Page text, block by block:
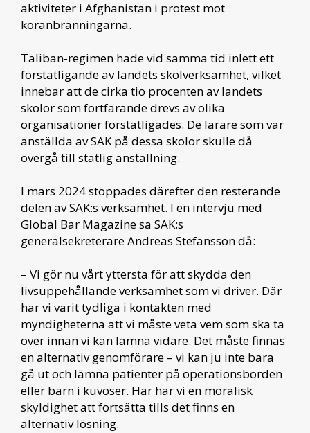
aktiviteter i Afghanistan i protest mot
koranbränningarna.
Taliban-regimen hade vid samma tid inlett ett
förstatligande av landets skolverksamhet, vilket
innebar att de cirka tio procenten av landets
skolor som fortfarande drevs av olika
organisationer förstatligades. De lärare som var
anställda av SAK på dessa skolor skulle då
övergå till statlig anställning.
I mars 2024 stoppades därefter den resterande
delen av SAK:s verksamhet. I en intervju med
Global Bar Magazine sa SAK:s
generalsekreterare Andreas Stefansson då:
– Vi gör nu vårt yttersta för att skydda den
livsuppehållande verksamhet som vi driver. Där
har vi varit tydliga i kontakten med
myndigheterna att vi måste veta vem som ska ta
över innan vi kan lämna vidare. Det måste finnas
en alternativ genomförare – vi kan ju inte bara
gå ut och lämna patienter på operationsborden
eller barn i kuvöser. Här har vi en moralisk
skyldighet att fortsätta tills det finns en
alternativ lösning.